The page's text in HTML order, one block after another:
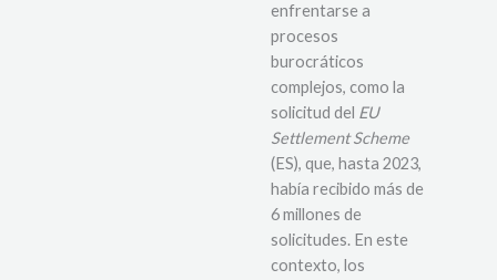
enfrentarse a
procesos
burocráticos
complejos, como la
solicitud del EU
Settlement Scheme
(ES), que, hasta 2023,
había recibido más de
6 millones de
solicitudes. En este
contexto, los